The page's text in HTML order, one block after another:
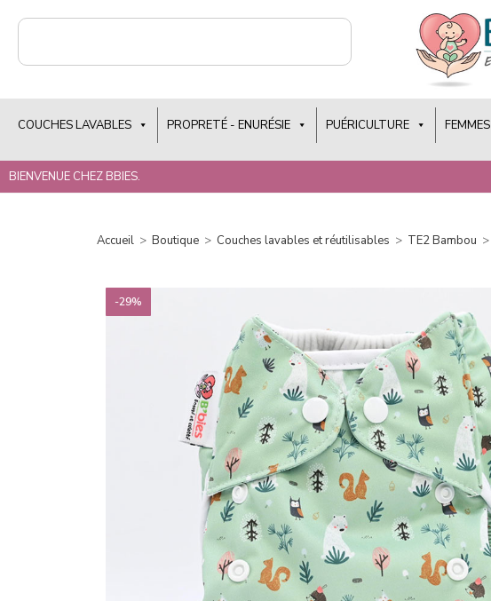
COUCHES LAVABLES PROPRETÉ - ENURÉSIE PUÉRICULTURE FEMMES
BIENVENUE CHEZ BBIES.
Accueil > Boutique > Couches lavables et réutilisables > TE2 Bambou >
-29%